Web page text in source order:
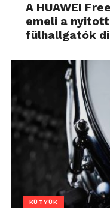
A HUAWEI
emeli a
fülhallgatók
KÜTYÜK